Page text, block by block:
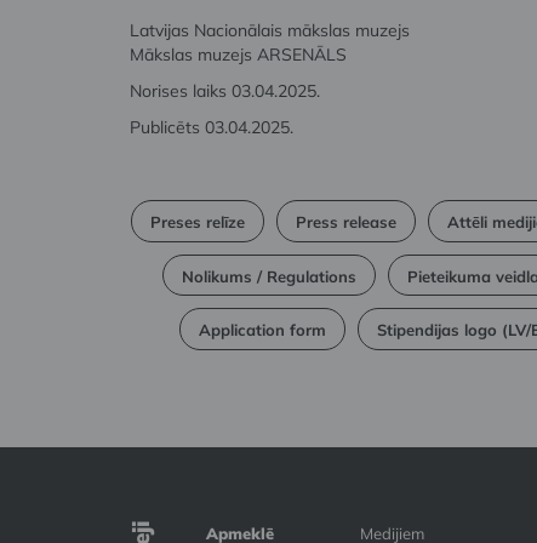
Latvijas Nacionālais mākslas muzejs
Mākslas muzejs ARSENĀLS
Norises laiks 03.04.2025.
Publicēts 03.04.2025.
Preses relīze Press release Attēli
Nolikums / Regulations Pieteikuma
Application form Stipendijas logo (LV/
Apmeklē Medijiem